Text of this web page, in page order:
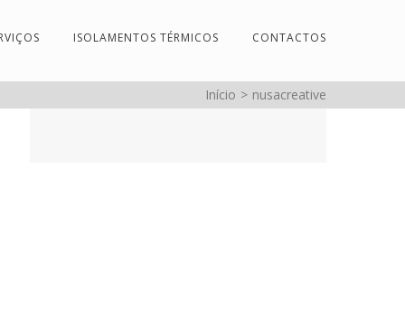
ISOLAMENTOS TÉRMICOS CONTACTOS
Início > nusacreative